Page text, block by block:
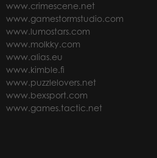
www.crimescene.net
www.gamestormstudio.com
www.lumostars.com
www.molkky.com
www.alias.eu
www.kimble.fi
www.puzzlelovers.net
www.bexsport.com
www.games.tactic.net